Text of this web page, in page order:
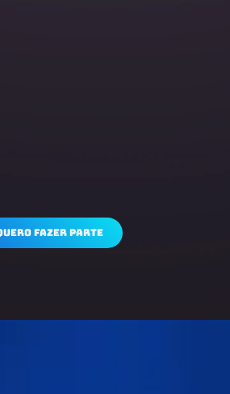
fazer parte